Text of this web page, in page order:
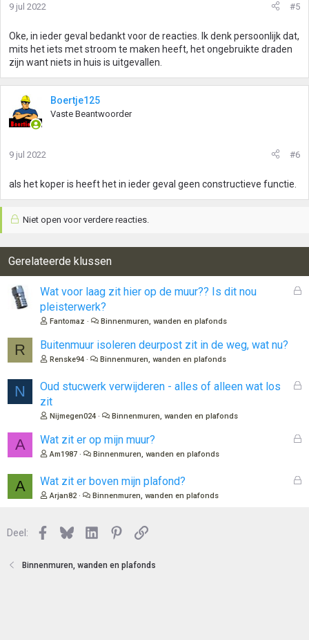
9 jul 2022 #5
Oke, in ieder geval bedankt voor de reacties. Ik denk persoonlijk dat,
mits het iets met stroom te maken heeft, het ongebruikte draden
zijn want niets in huis is uitgevallen.
Boertje125
Vaste Beantwoorder
9 jul 2022 #6
als het koper is heeft het in ieder geval geen constructieve functie.
Niet open voor verdere reacties.
Gerelateerde klussen
G
Wat voor laag zit hier op de muur?? Is dit nou
pleisterwerk?
Fantomaz Binnenmuren, wanden en plafonds
R Buitenmuur isoleren deurpost zit in de weg, wat nu?
Renske94 Binnenmuren, wanden en plafonds
N
G
o
Oud stucwerk verwijderen - alles of alleen wat los
zit
Nijmegen024 Binnenmuren, wanden en plafonds
A
G
l
Wat zit er op mijn muur?
Am1987 Binnenmuren, wanden en plafonds
A
G
Wat zit er boven mijn plafond?
Arjan82 Binnenmuren, wanden en plafonds
Deel: Facebook
BlueskyLinkedInPinterest
Link
Binnenmuren, wanden en plafonds